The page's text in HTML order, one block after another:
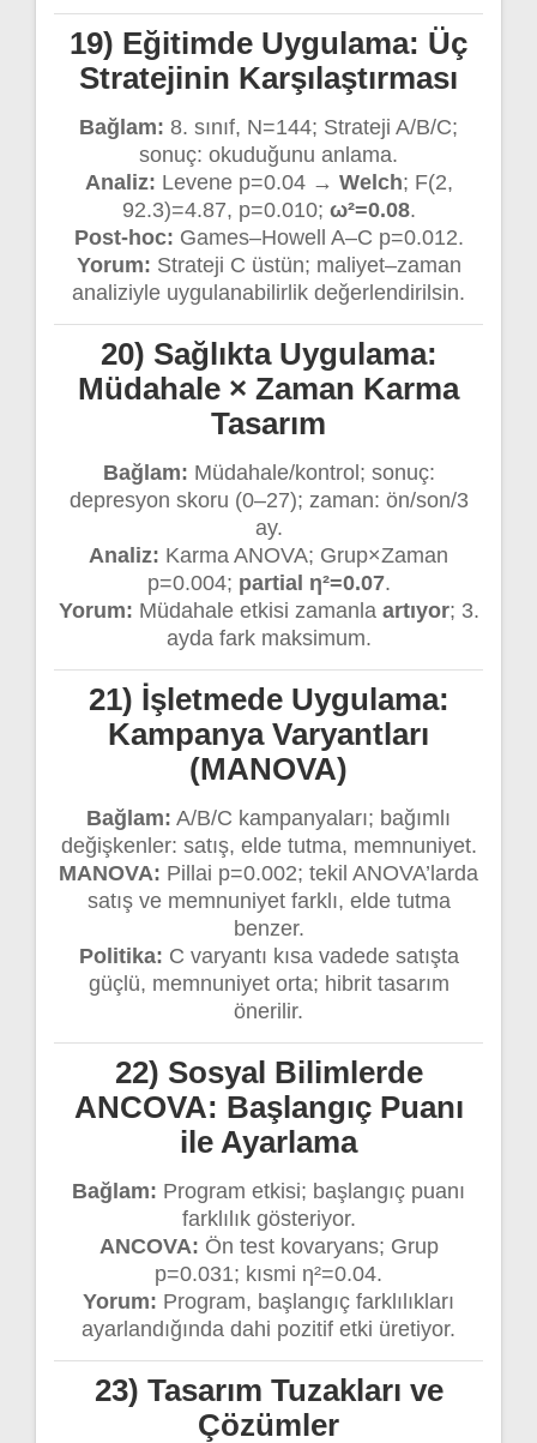
19) Eğitimde Uygulama: Üç
Stratejinin Karşılaştırması
Bağlam: 8. sınıf, N=144; Strateji A/B/C;
sonuç: okuduğunu anlama.
Analiz: Levene p=0.04 → Welch; F(2,
92.3)=4.87, p=0.010; ω²=0.08.
Post-hoc: Games–Howell A–C p=0.012.
Yorum: Strateji C üstün; maliyet–zaman
analiziyle uygulanabilirlik değerlendirilsin.
20) Sağlıkta Uygulama:
Müdahale × Zaman Karma
Tasarım
Bağlam: Müdahale/kontrol; sonuç:
depresyon skoru (0–27); zaman: ön/son/3
ay.
Analiz: Karma ANOVA; Grup×Zaman
p=0.004; partial η²=0.07.
Yorum: Müdahale etkisi zamanla artıyor; 3.
ayda fark maksimum.
21) İşletmede Uygulama:
Kampanya Varyantları
(MANOVA)
Bağlam: A/B/C kampanyaları; bağımlı
değişkenler: satış, elde tutma, memnuniyet.
MANOVA: Pillai p=0.002; tekil ANOVA’larda
satış ve memnuniyet farklı, elde tutma
benzer.
Politika: C varyantı kısa vadede satışta
güçlü, memnuniyet orta; hibrit tasarım
önerilir.
22) Sosyal Bilimlerde
ANCOVA: Başlangıç Puanı
ile Ayarlama
Bağlam: Program etkisi; başlangıç puanı
farklılık gösteriyor.
ANCOVA: Ön test kovaryans; Grup
p=0.031; kısmi η²=0.04.
Yorum: Program, başlangıç farklılıkları
ayarlandığında dahi pozitif etki üretiyor.
23) Tasarım Tuzakları ve
Çözümler